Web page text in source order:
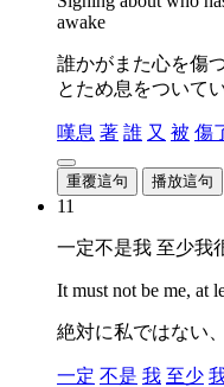
awake
誰かがまた心を傷
とため息をついて
嘆息 著 誰 又 被 傷
重覆這句 播放這句
11
一定不是我 至少我
It must not be me, at
絶対に私ではない
一定 不是 我 至少